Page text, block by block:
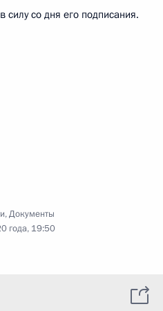
силу со дня его подписания.
,Документы
года, 19:50